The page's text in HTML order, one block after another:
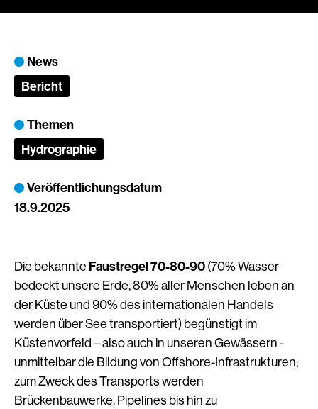
News
Bericht
Themen
Hydrographie
Veröffentlichungsdatum
18.9.2025
Die bekannte Faustregel 70-80-90(70% Wasser
bedeckt unsere Erde, 80% aller Menschen leben an
der Küste und 90% des internationalen Handels
werden über See transportiert) begünstigt im
Küstenvorfeld – also auch in unseren Gewässern -
unmittelbar die Bildung von Offshore-Infrastrukturen;
zum Zweck des Transports werden
Brückenbauwerke, Pipelines bis hin zu